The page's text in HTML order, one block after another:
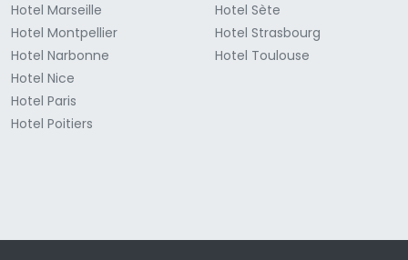
Hotel Marseille
Hotel Montpellier
Hotel Narbonne
Hotel Nice
Hotel Paris
Hotel Poitiers
Hotel Sète
Hotel Strasbourg
Hotel Toulouse